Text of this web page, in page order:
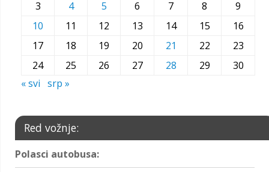
3
4 5 6 7 8
9
10
11 12 13 14 15
16
17
18 19 20 21 22
23
24
25 26 27 28 29
30
« svi srp »
Red vožnje:
Polasci autobusa: